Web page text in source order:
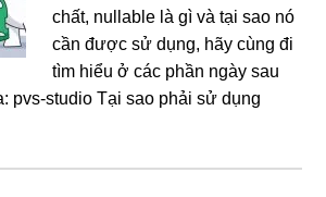
chất, nullable là gì và tại sao nó
cần được sử dụng, hãy cùng đi
tìm hiểu ở các phần ngày sau
pvs-studio Tại sao phải sử dụng